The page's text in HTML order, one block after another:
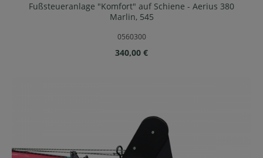
Fußsteueranlage "Komfort" auf Schiene - Aerius 380
Marlin, 545
0560300
Regulärer Preis:
340,00 €